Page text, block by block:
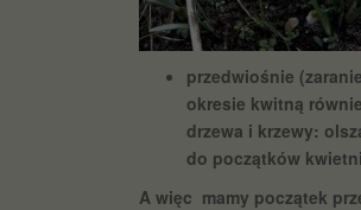
przedwiośnie
okresie kwitną
drzewa i krzewy:
do początków
A więc mamy początek